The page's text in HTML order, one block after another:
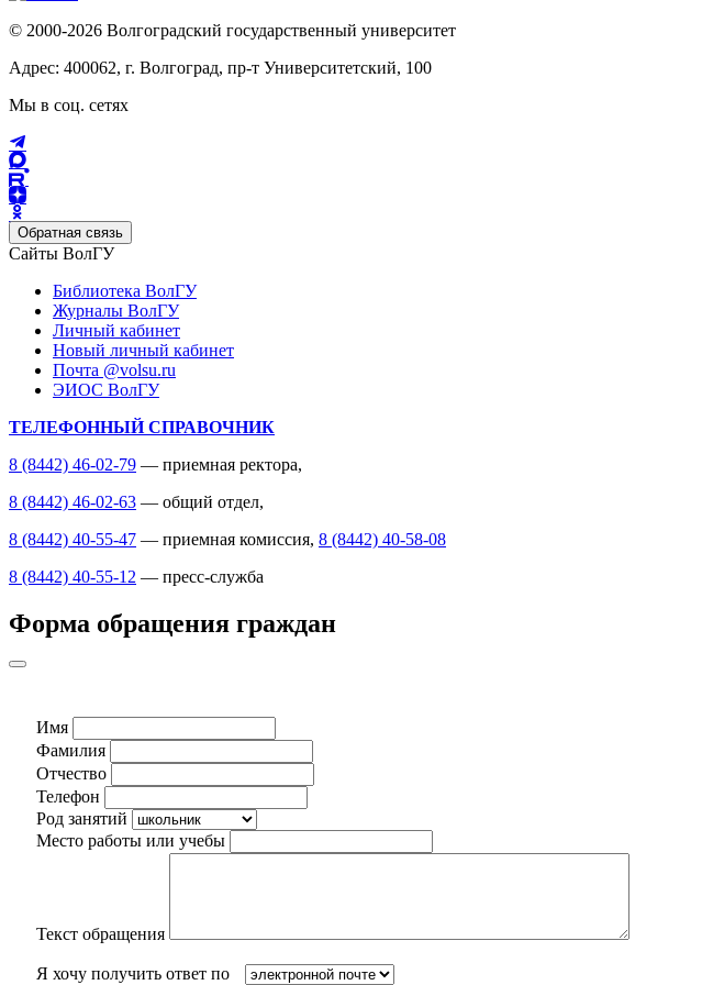
© 2000-2026 Волгоградский государственный университет
Адрес: 400062, г. Волгоград, пр-т Университетский, 100
Мы в соц. сетях
Обратная связь
Сайты ВолГУ
Библиотека ВолГУ
Журналы ВолГУ
Личный кабинет
Новый личный кабинет
Почта @volsu.ru
ЭИОС ВолГУ
ТЕЛЕФОННЫЙ СПРАВОЧНИК
8 (8442) 46-02-79 — приемная ректора,
8 (8442) 46-02-63 — общий отдел,
8 (8442) 40-55-47 — приемная комиссия, 8 (8442) 40-58-08
8 (8442) 40-55-12 — пресс-служба
Форма обращения граждан
Имя
Фамилия
Отчество
Телефон
Род занятий
Место работы или учебы
Текст обращения
Я хочу получить ответ по